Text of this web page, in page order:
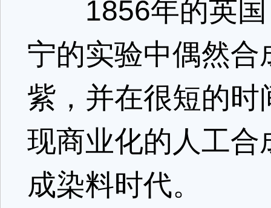
1856年的英国
宁的实验中偶然
紫，并在很短的
现商业化的人工
成染料时代。